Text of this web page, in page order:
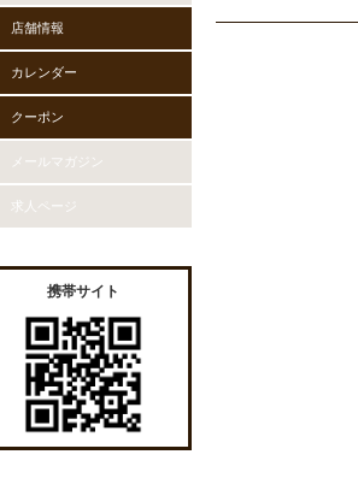
店舗情報
カレンダー
クーポン
メールマガジン
求人ページ
携帯サイト